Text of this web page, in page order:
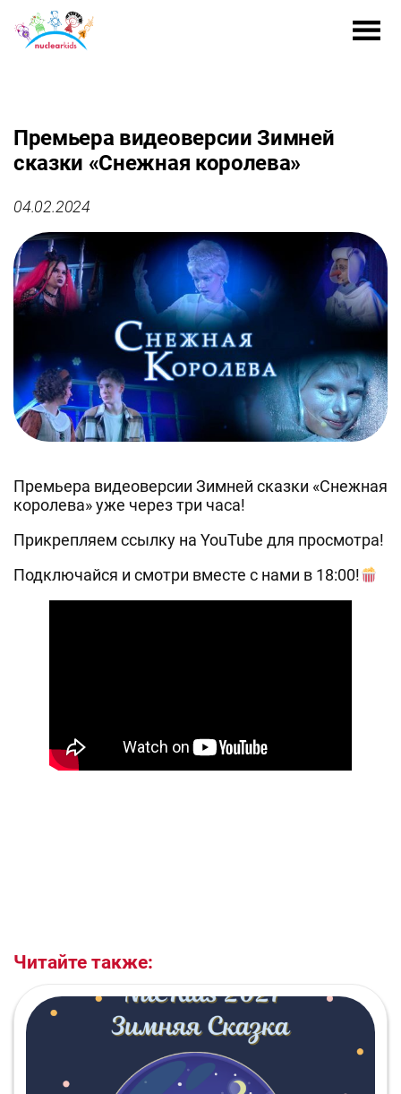
Премьера видеоверсии Зимней
сказки «Снежная королева»
04.02.2024
Премьера видеоверсии Зимней сказки «Снежная
королева» уже через три часа!
Прикрепляем ссылку на YouTube для просмотра!
Подключайся и смотри вместе с нами в 18:00!
Читайте также: